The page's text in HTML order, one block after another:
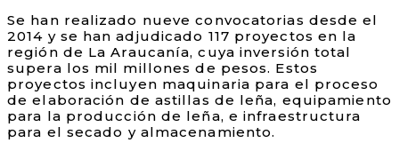
Se han realizado nueve convocatorias desde el
2014 y se han adjudicado 117 proyectos en la
región de La Araucanía, cuya inversión total
supera los mil millones de pesos. Estos
proyectos incluyen maquinaria para el proceso
de elaboración de astillas de leña, equipamiento
para la producción de leña, e infraestructura
para el secado y almacenamiento.